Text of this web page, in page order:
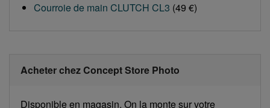
Courroie de main CLUTCH CL3 (49 €)
Acheter chez Concept Store Photo
Disponible en magasin. On la monte sur votre